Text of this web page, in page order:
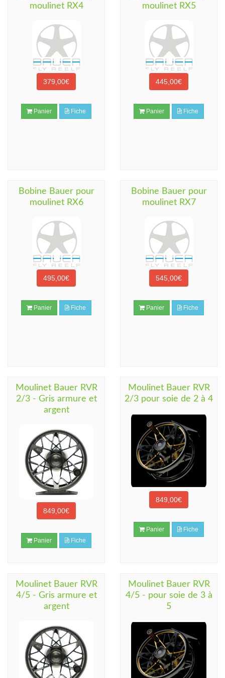
moulinet RX4
379,00€
Panier Fiche
moulinet RX5
445,00€
Panier Fiche
Bobine Bauer pour
moulinet RX6
495,00€
Panier Fiche
Bobine Bauer pour
moulinet RX7
545,00€
Panier Fiche
Moulinet Bauer RVR
2/3 - Gris armure et
argent
849,00€
Panier Fiche
Moulinet Bauer RVR
2/3 pour soie de 2 à 4
849,00€
Panier Fiche
Moulinet Bauer RVR
4/5 - Gris armure et
argent
Moulinet Bauer RVR
4/5 - pour soie de 3 à
5